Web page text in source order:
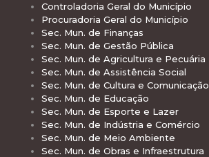
Controladoria Geral do Município
Procuradoria Geral do Município
Sec. Mun. de Finanças
Sec. Mun. de Gestão Pública
Sec. Mun. de Agricultura e Pecuária
Sec. Mun. de Assistência Social
Sec. Mun. de Cultura e Comunicação
Sec. Mun. de Educação
Sec. Mun. de Esporte e Lazer
Sec. Mun. de Indústria e Comércio
Sec. Mun. de Meio Ambiente
Sec. Mun. de Obras e Infraestrutura